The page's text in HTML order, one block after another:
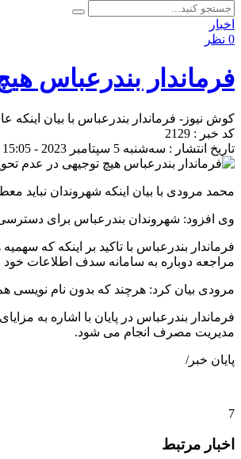
اخبار
0 نظر
فرماندار بندرعباس
کوش نیوز- فرماندار بندرعباس با بیان
کد خبر : 2129
تاریخ انتشار : سه‌شنبه 5 سپتامبر 2023 - 15:05
محمد مرودی با بیان اینکه شهروندان نباید
وی افزود: شهروندان بندرعباس برای دسترسی
مراجعه دوباره به سامانه سدف اطلاعات خود
مرودی بیان کرد: هرچند که بدون نام نویسی هم امکان دریافت سیلندر‌های گاز وجود
فرماندار بندرعباس در پایان با اشاره به
مدیریت مصرف انجام می شود.
پایان خبر/
7
اخبار مرتبط